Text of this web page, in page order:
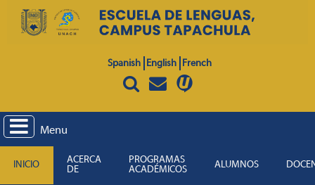
Spanish English French
Menu
INICIO
ACERCA
DE
PROGRAMAS
ACADÉMICOS
ALUMNOS